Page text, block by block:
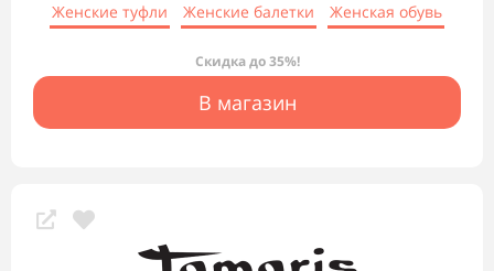
Женские туфли
Женские балетки Женская обувь
Скидка до 35%!
В магазин